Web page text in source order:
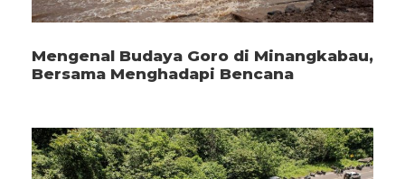
Mengenal Budaya Goro di Minangkabau,
Bersama Menghadapi Bencana